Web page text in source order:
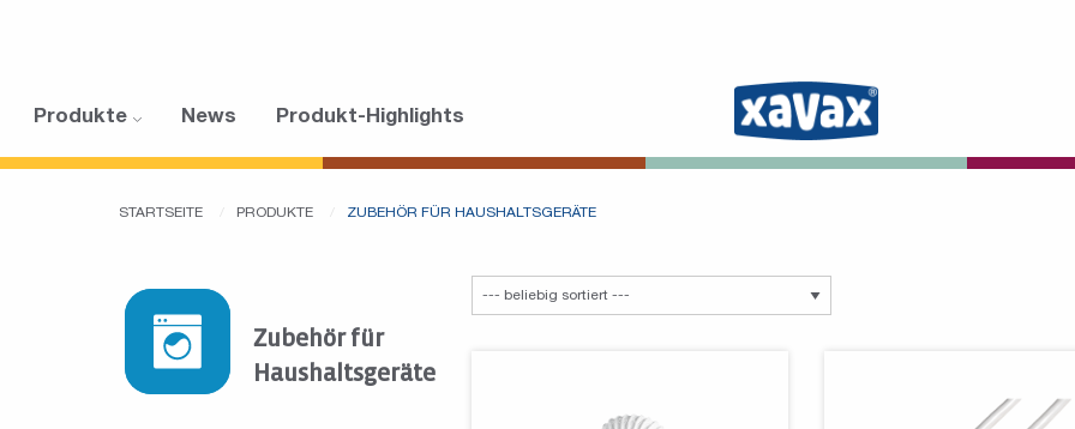
Produkte News Produkt-Highlights
STARTSEITE PRODUKTE ZUBEHÖR FÜR HAUSHALTSGERÄTE
Zubehör für
Haushaltsgeräte